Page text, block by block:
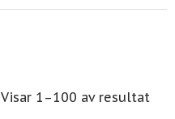
Visar 1–100 av resultat